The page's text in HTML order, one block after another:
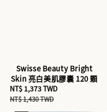
Swisse Beauty Bright
Skin 亮白美肌膠囊 120 顆
Sale
price
NT$ 1,373 TWD
NT$ 1,430 TWD